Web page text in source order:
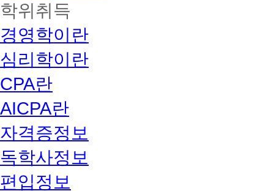
학위취득
경영학이란
심리학이란
CPA란
AICPA란
자격증정보
독학사정보
편입정보